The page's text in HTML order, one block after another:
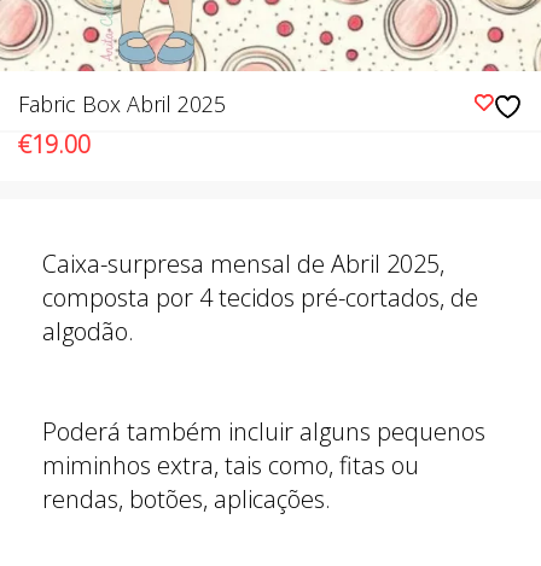
Fabric Box Abril 2025
€19.00
Caixa-surpresa mensal de Abril 2025,
composta por 4 tecidos pré-cortados, de
algodão.
Poderá também incluir alguns pequenos
miminhos extra, tais como, fitas ou
rendas, botões, aplicações.